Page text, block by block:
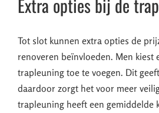
Tot slot kunnen extra opties de
renoveren beïnvloeden. Men kiest
trapleuning toe te voegen. Dit
daardoor zorgt het voor meer
trapleuning heeft een gemiddelde